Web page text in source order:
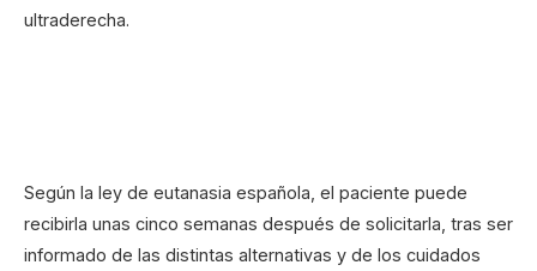
ultraderecha.
Según la ley de eutanasia española, el paciente puede
recibirla unas cinco semanas después de solicitarla, tras ser
informado de las distintas alternativas y de los cuidados